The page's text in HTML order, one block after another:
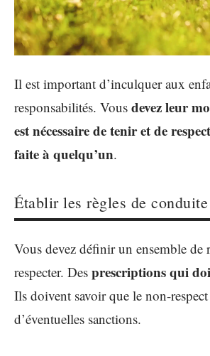
Il est important d’inculquer aux
responsabilités. Vous devez leur
est nécessaire de tenir et de
faite à quelqu’un.
Établir les règles de
Vous devez définir un ensemble de
respecter. Des prescriptions qui
Ils doivent savoir que le non-
d’éventuelles sanctions.